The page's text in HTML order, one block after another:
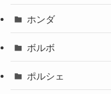
ホンダ
ボルボ
ポルシェ